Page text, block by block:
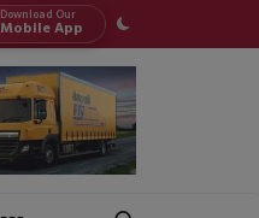
Download Our
Mobile App